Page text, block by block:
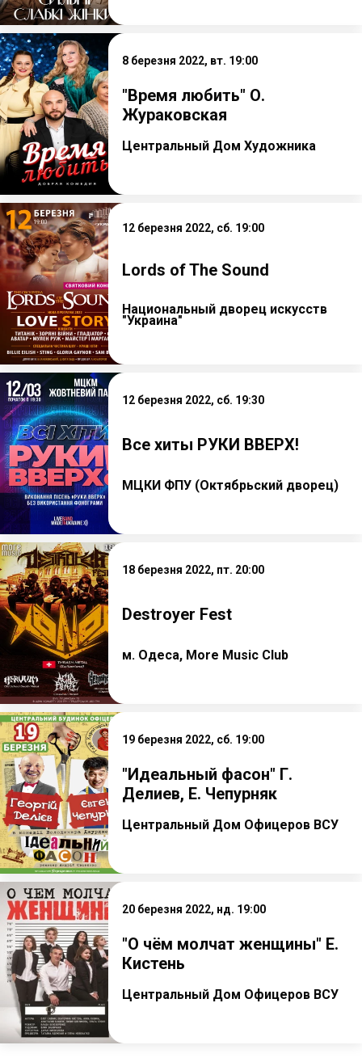
8 березня 2022, вт. 19:00
"Время любить" О.
Жураковская
Центральный Дом Художника
12 березня 2022, сб. 19:00
Lords of The Sound
Национальный дворец искусств
"Украина"
12 березня 2022, сб. 19:30
Все хиты РУКИ ВВЕРХ!
МЦКИ ФПУ (Октябрьский дворец)
18 березня 2022, пт. 20:00
Destroyer Fest
м. Одеса, More Music Club
19 березня 2022, сб. 19:00
"Идеальный фасон" Г.
Делиев, Е. Чепурняк
Центральный Дом Офицеров ВСУ
20 березня 2022, нд. 19:00
"О чём молчат женщины" Е.
Кистень
Центральный Дом Офицеров ВСУ